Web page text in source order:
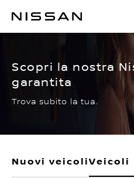
contenuti
CERTIFIED
Scopri la nostra
garantita
Trova subito la tua.
Nuovi veicoliVeicoli